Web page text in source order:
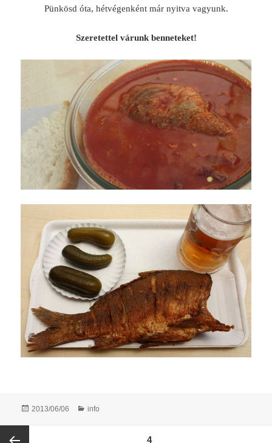
Pünkösd óta, hétvégenként már nyitva vagyunk.
Szeretettel várunk benneteket!
Posted
2013/06/06 Categories
info
PAGE4